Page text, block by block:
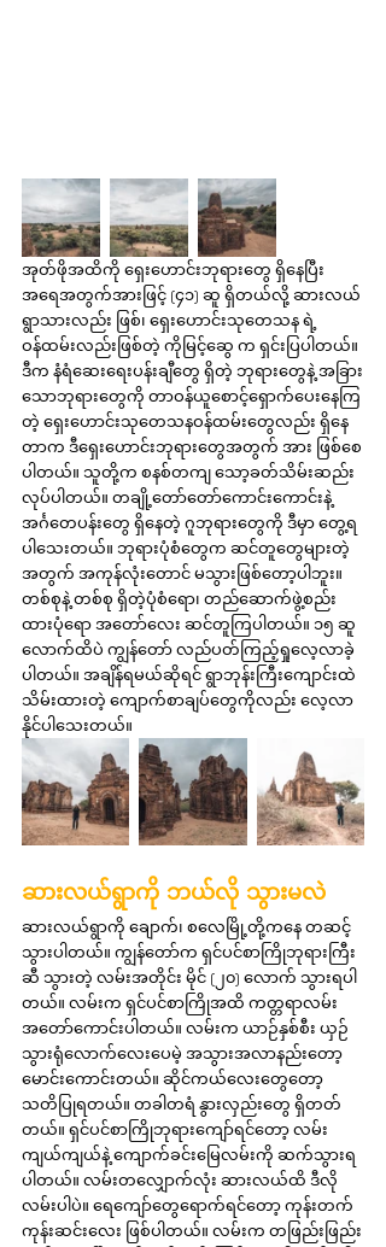
အုတ်ဖိုအထိကို ရှေးဟောင်းဘုရားတွေ ရှိနေပြီး
အရေအတွက်အားဖြင့် (၄၁) ဆူ ရှိတယ်လို့ ဆားလယ်
ရွာသားလည်း ဖြစ်၊ ရှေးဟောင်းသုတေသန ရဲ့
ဝန်ထမ်းလည်းဖြစ်တဲ့ ကိုမြင့်ဆွေ က ရှင်းပြပါတယ်။
ဒီက နံရံဆေးရေးပန်းချီတွေ ရှိတဲ့ ဘုရားတွေနဲ့ အခြား
သောဘုရားတွေကို တာဝန်ယူစောင့်ရှောက်ပေးနေကြ
တဲ့ ရှေးဟောင်းသုတေသနဝန်ထမ်းတွေလည်း ရှိနေ
တာက ဒီရှေးဟောင်းဘုရားတွေအတွက် အား ဖြစ်စေ
ပါတယ်။ သူတို့က စနစ်တကျ သော့ခတ်သိမ်းဆည်း
လုပ်ပါတယ်။ တချို့တော်တော်ကောင်းကောင်းနဲ့
အင်္ဂတေပန်းတွေ ရှိနေတဲ့ ဂူဘုရားတွေကို ဒီမှာ တွေ့ရ
ပါသေးတယ်။ ဘုရားပုံစံတွေက ဆင်တူတွေများတဲ့
အတွက် အကုန်လုံးတောင် မသွားဖြစ်တော့ပါဘူး။
တစ်စုနဲ့ တစ်စု ရှိတဲ့ပုံစံရော၊ တည်ဆောက်ဖွဲ့စည်း
ထားပုံရော အတော်လေး ဆင်တူကြပါတယ်။ ၁၅ ဆူ
လောက်ထိပဲ ကျွန်တော် လည်ပတ်ကြည့်ရှုလေ့လာခဲ့
ပါတယ်။ အချိန်ရမယ်ဆိုရင် ရွာဘုန်းကြီးကျောင်းထဲ
သိမ်းထားတဲ့ ကျောက်စာချပ်တွေကိုလည်း လေ့လာ
နိုင်ပါသေးတယ်။
ဆားလယ်ရွာကို ဘယ်လို သွားမလဲ
ဆားလယ်ရွာကို ချောက်၊ စလေမြို့တို့ကနေ တဆင့်
သွားပါတယ်။ ကျွန်တော်က ရှင်ပင်စာကြိုဘုရားကြီး
ဆီ သွားတဲ့ လမ်းအတိုင်း မိုင် (၂၀) လောက် သွားရပါ
တယ်။ လမ်းက ရှင်ပင်စာကြိုအထိ ကတ္တရာလမ်း
အတော်ကောင်းပါတယ်။ လမ်းက ယာဉ်နှစ်စီး ယှဉ်
သွားရုံလောက်လေးပေမဲ့ အသွားအလာနည်းတော့
မောင်းကောင်းတယ်။ ဆိုင်ကယ်လေးတွေတော့
သတိပြုရတယ်။ တခါတရံ နွားလှည်းတွေ ရှိတတ်
တယ်။ ရှင်ပင်စာကြိုဘုရားကျော်ရင်တော့ လမ်း
ကျယ်ကျယ်နဲ့ ကျောက်ခင်းမြေလမ်းကို ဆက်သွားရ
ပါတယ်။ လမ်းတလျှောက်လုံး ဆားလယ်ထိ ဒီလို
လမ်းပါပဲ။ ရေကျော်တွေရောက်ရင်တော့ ကုန်းတက်
ကုန်းဆင်းလေး ဖြစ်ပါတယ်။ လမ်းက တဖြည်းဖြည်း